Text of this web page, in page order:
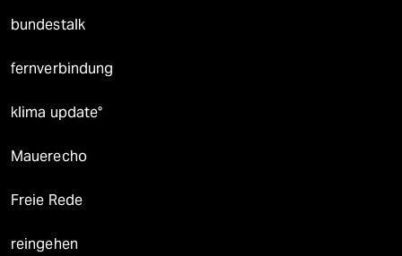
bundestalk
fernverbindung
klima update°
Mauerecho
Freie Rede
reingehen